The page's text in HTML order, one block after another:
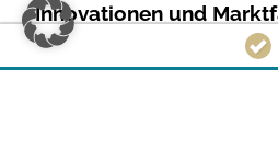
Innovationen und
Von der